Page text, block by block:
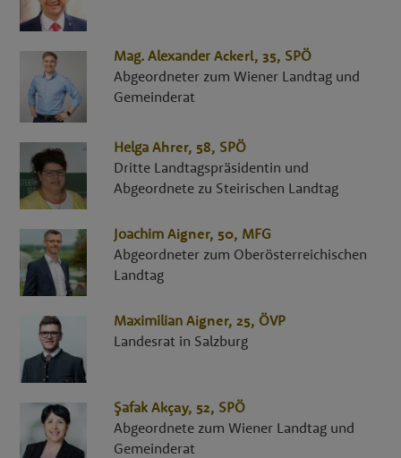
Mag. Alexander Ackerl, 35, SPÖ
Abgeordneter zum Wiener Landtag und
Gemeinderat
Helga Ahrer, 58, SPÖ
Dritte Landtagspräsidentin und
Abgeordnete zu Steirischen Landtag
Joachim Aigner, 50, MFG
Abgeordneter zum Oberösterreichischen
Landtag
Maximilian Aigner, 25, ÖVP
Landesrat in Salzburg
Şafak Akçay, 52, SPÖ
Abgeordnete zum Wiener Landtag und
Gemeinderat